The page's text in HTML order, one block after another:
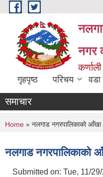
Skip to main content
नगर
गृहपृष्ठ परिचय वडा
समाचार
You are here
Home » नलगाड नगरपालिकाको आँखा
नलगाड नगरपालिकाको
Submitted on: Tue, 11/